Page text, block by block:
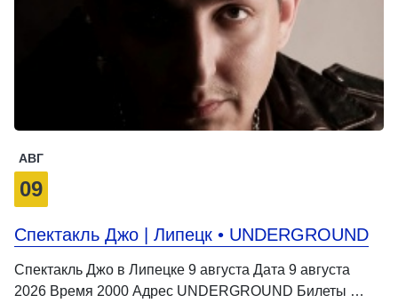
АВГ
09
Спектакль Джо | Липецк • UNDERGROUND
Спектакль Джо в Липецке 9 августа Дата 9 августа
2026 Время 2000 Адрес UNDERGROUND Билеты …